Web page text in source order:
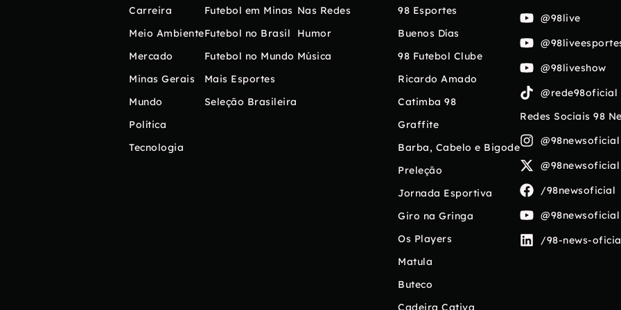
Carreira
Meio Ambiente
Mercado
Minas Gerais
Mundo
Política
Tecnologia
Futebol em Minas
Futebol no Brasil
Futebol no Mundo
Mais Esportes
Seleção Brasileira
Nas Redes
Humor
Música
98 Esportes
Buenos Días
98 Futebol Clube
Ricardo Amado
Catimba 98
Graffite
Barba, Cabelo e Bigode
Preleção
Jornada Esportiva
Giro na Gringa
Os Players
Matula
Buteco
@98live
@98liveshow
@rede98oficial
Redes Sociais 98
@98newsoficial
@98newsoficial
/98newsoficial
@98newsoficial
/98-news-